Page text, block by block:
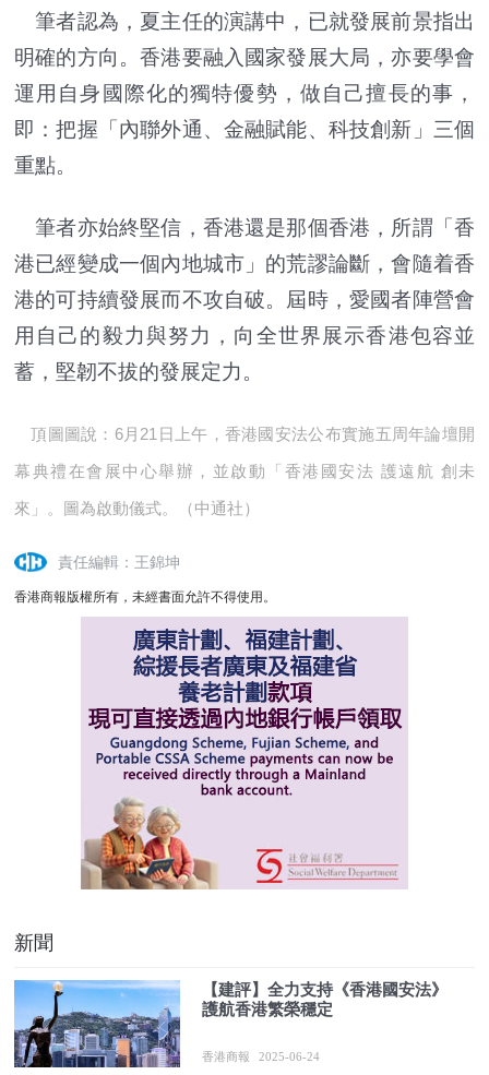
筆者認為，夏主任的演講中，已就發展前景指出
明確的方向。香港要融入國家發展大局，亦要學會
運用自身國際化的獨特優勢，做自己擅長的事，
即：把握「內聯外通、金融賦能、科技創新」三個
重點。
筆者亦始終堅信，香港還是那個香港，所謂「香
港已經變成一個內地城市」的荒謬論斷，會隨着香
港的可持續發展而不攻自破。屆時，愛國者陣營會
用自己的毅力與努力，向全世界展示香港包容並
蓄，堅韌不拔的發展定力。
頂圖圖說：6月21日上午，香港國安法公布實施五周年論壇開
幕典禮在會展中心舉辦，並啟動「香港國安法 護遠航 創未
來」。圖為啟動儀式。（中通社）
責任編輯：王錦坤
香港商報版權所有，未經書面允許不得使用。
新聞
【建評】全力支持《香港國安法》
護航香港繁榮穩定
香港商報 2025-06-24